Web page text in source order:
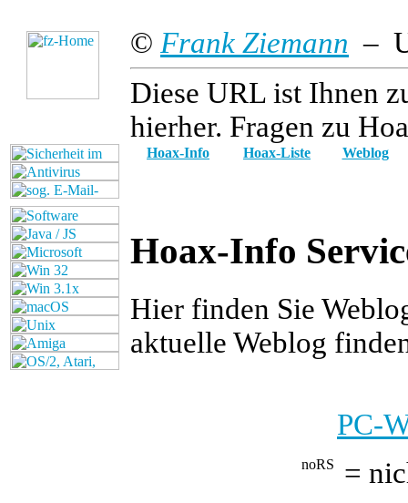
© Frank Ziemann –
Diese URL ist Ihnen
hierher. Fragen zu
Hoax-Info Hoax-Liste Weblog
Hoax-Info
Hier finden Sie
aktuelle Weblog
PC-
=